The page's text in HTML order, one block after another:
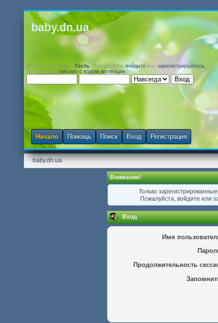
baby.dn.ua
Добро пожаловать, Гость . Пожалуйста,войдите или зарегистрируйтесь
Не получили письмо с кодом активации?
Начало Помощь Поиск Вход Регистрация
baby.dn.ua
Внимание!
Только
Пожалуйста, войдите или
Вход
Имя
Продолжительность